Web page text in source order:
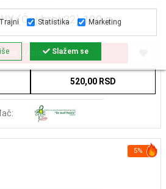
(Čaj broj 22) 100 g
Dodaj U Korpu
520,00 RSD
5%
Statistika Marketing
Slažem se